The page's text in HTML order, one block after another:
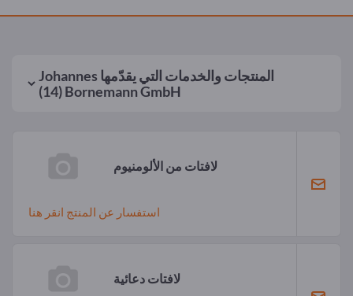
المنتجات والخدمات التي يقدّمها Johannes
Bornemann GmbH
(14)
لافتات من الألومنيوم
استفسار عن المنتج انقر هنا
لافتات دعائية